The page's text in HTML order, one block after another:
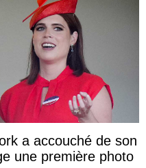
a accouché de son
une première photo